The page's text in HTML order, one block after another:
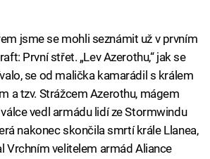
jsme se mohli seznámit už v prvním
První střet. „Lev Azerothu,“ jak se
se od malička kamarádil s králem
a tzv. Strážcem Azerothu, mágem
vedl armádu lidí ze Stormwindu
nakonec skončila smrtí krále Llanea,
Vrchním velitelem armád Aliance